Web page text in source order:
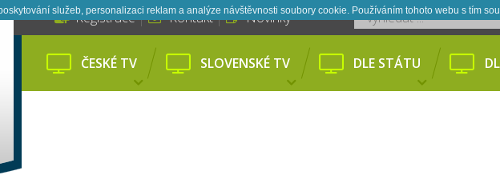
služeb, personalizaci reklam a analýze návštěvnosti soubory cookie. Používáním tohoto webu s tím
Registrace Kontakt Novinky
ČESKÉ TV SLOVENSKÉ TV DLE STÁTU